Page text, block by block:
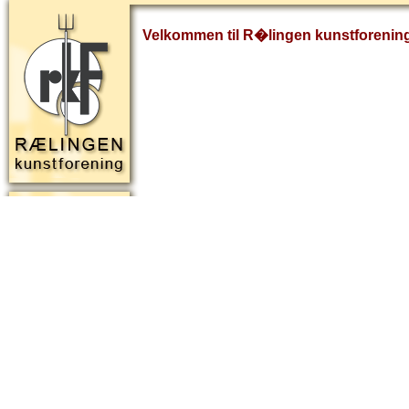
Velkommen til R�lingen